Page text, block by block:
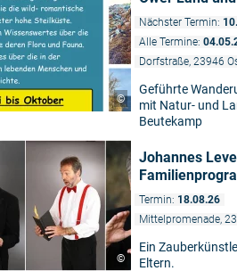
©
Nächster Termin:
Alle Termine:
Dorfstraße, 23946
Geführte
mit Natur- und
Beutekamp
©
Johannes
Termin: 18.08.26
Mittelpromenade,
Ein
Eltern.